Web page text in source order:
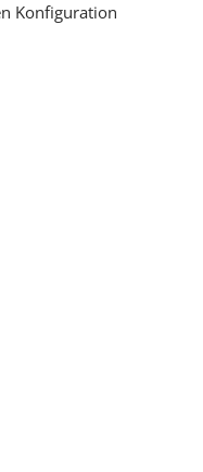
Konfiguration